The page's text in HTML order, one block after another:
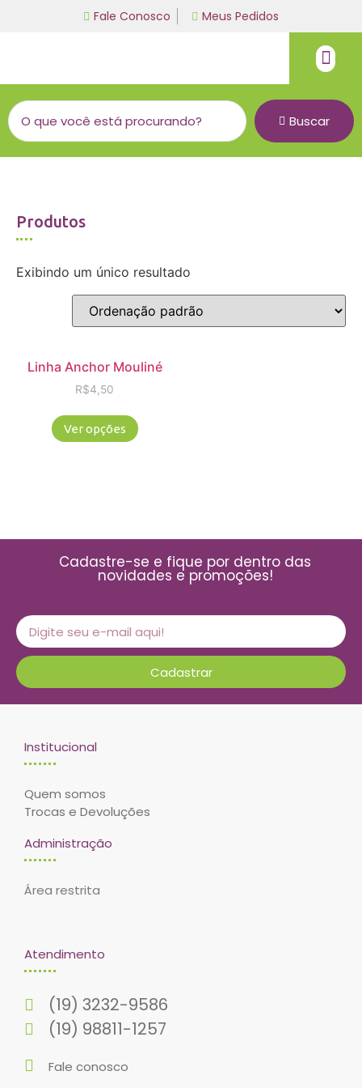
Fale Conosco Meus Pedidos
Buscar
Produtos
Exibindo um único resultado
Linha Anchor Mouliné
R$4,50
Ver opções
Cadastre-se e fique por dentro das
novidades e promoções!
Cadastrar
Institucional
Quem somos
Trocas e Devoluções
Administração
Área restrita
Atendimento
(19) 3232-9586
(19) 98811-1257
Fale conosco